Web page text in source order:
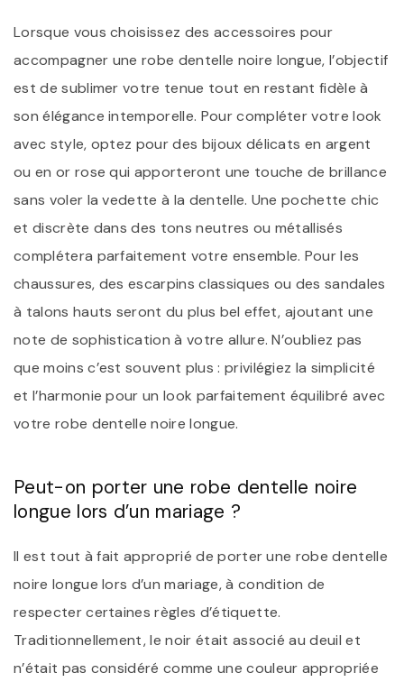
Lorsque vous choisissez des accessoires pour
accompagner une robe dentelle noire longue, l’objectif
est de sublimer votre tenue tout en restant fidèle à
son élégance intemporelle. Pour compléter votre look
avec style, optez pour des bijoux délicats en argent
ou en or rose qui apporteront une touche de brillance
sans voler la vedette à la dentelle. Une pochette chic
et discrète dans des tons neutres ou métallisés
complétera parfaitement votre ensemble. Pour les
chaussures, des escarpins classiques ou des sandales
à talons hauts seront du plus bel effet, ajoutant une
note de sophistication à votre allure. N’oubliez pas
que moins c’est souvent plus : privilégiez la simplicité
et l’harmonie pour un look parfaitement équilibré avec
votre robe dentelle noire longue.
Peut-on porter une robe dentelle noire
longue lors d’un mariage ?
Il est tout à fait approprié de porter une robe dentelle
noire longue lors d’un mariage, à condition de
respecter certaines règles d’étiquette.
Traditionnellement, le noir était associé au deuil et
n’était pas considéré comme une couleur appropriée